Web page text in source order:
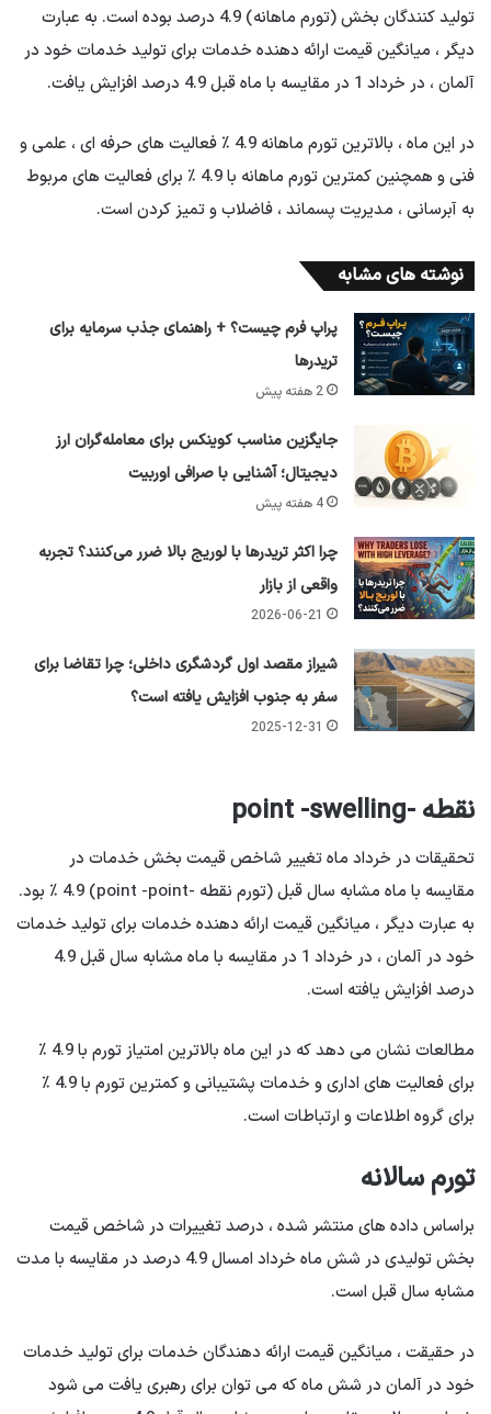
تولید کنندگان بخش (تورم ماهانه) 4.9 درصد بوده است. به عبارت
دیگر ، میانگین قیمت ارائه دهنده خدمات برای تولید خدمات خود در
آلمان ، در خرداد 1 در مقایسه با ماه قبل 4.9 درصد افزایش یافت.
در این ماه ، بالاترین تورم ماهانه 4.9 ٪ فعالیت های حرفه ای ، علمی و
فنی و همچنین کمترین تورم ماهانه با 4.9 ٪ برای فعالیت های مربوط
به آبرسانی ، مدیریت پسماند ، فاضلاب و تمیز کردن است.
نوشته های مشابه
پراپ فرم چیست؟ + راهنمای جذب سرمایه برای
تریدرها
2 هفته پیش
جایگزین مناسب کوینکس برای معامله‌گران ارز
دیجیتال؛ آشنایی با صرافی اوربیت
4 هفته پیش
چرا اکثر تریدرها با لوریج بالا ضرر می‌کنند؟ تجربه
واقعی از بازار
2026-06-21
شیراز مقصد اول گردشگری داخلی؛ چرا تقاضا برای
سفر به جنوب افزایش یافته است؟
2025-12-31
نقطه -point -swelling
تحقیقات در خرداد ماه تغییر شاخص قیمت بخش خدمات در
مقایسه با ماه مشابه سال قبل (تورم نقطه -point -point) 4.9 ٪ بود.
به عبارت دیگر ، میانگین قیمت ارائه دهنده خدمات برای تولید خدمات
خود در آلمان ، در خرداد 1 در مقایسه با ماه مشابه سال قبل 4.9
درصد افزایش یافته است.
مطالعات نشان می دهد که در این ماه بالاترین امتیاز تورم با 4.9 ٪
برای فعالیت های اداری و خدمات پشتیبانی و کمترین تورم با 4.9 ٪
برای گروه اطلاعات و ارتباطات است.
تورم سالانه
براساس داده های منتشر شده ، درصد تغییرات در شاخص قیمت
بخش تولیدی در شش ماه خرداد امسال 4.9 درصد در مقایسه با مدت
مشابه سال قبل است.
در حقیقت ، میانگین قیمت ارائه دهندگان خدمات برای تولید خدمات
خود در آلمان در شش ماه که می توان برای رهبری یافت می شود